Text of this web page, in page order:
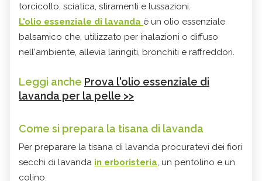
torcicollo, sciatica, stiramenti e lussazioni.
L'olio essenziale di lavanda è un olio essenziale
balsamico che, utilizzato per inalazioni o diffuso
nell'ambiente, allevia laringiti, bronchiti e raffreddori.
Leggi anche Prova l'olio essenziale di
lavanda per la pelle >>
Come si prepara la tisana di lavanda
Per preparare la tisana di lavanda procuratevi dei fiori
secchi di lavanda in erboristeria, un pentolino e un
colino.